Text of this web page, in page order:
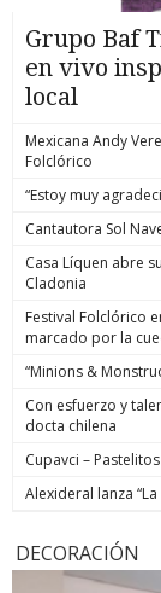
Grupo Baf
en vivo
local
Mexicana Andy
Folclórico
“Estoy muy
Cantautora Sol
Casa Líquen abre
Cladonia
Festival Folclórico
marcado por la
“Minions &
Con esfuerzo y
docta chilena
Cupavci –
Alexideral lanza
DECORACIÓN